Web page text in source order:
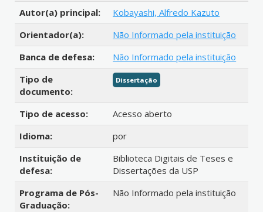
Autor(a) principal:
Kobayashi, Alfredo Kazuto
Orientador(a):
Não Informado pela instituição
Banca de defesa:
Não Informado pela instituição
Tipo de
documento:
Dissertação
Tipo de acesso:
Acesso aberto
Idioma:
por
Instituição de
defesa:
Biblioteca Digitais de Teses e
Dissertações da USP
Programa de Pós-
Graduação:
Não Informado pela instituição